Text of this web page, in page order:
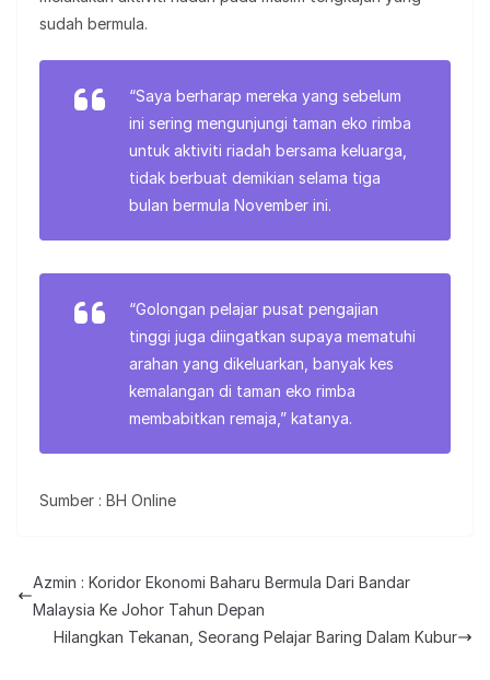
sudah bermula.
“Saya berharap mereka yang sebelum
ini sering mengunjungi taman eko rimba
untuk aktiviti riadah bersama keluarga,
tidak berbuat demikian selama tiga
bulan bermula November ini.
“Golongan pelajar pusat pengajian
tinggi juga diingatkan supaya mematuhi
arahan yang dikeluarkan, banyak kes
kemalangan di taman eko rimba
membabitkan remaja,” katanya.
Sumber : BH Online
Azmin : Koridor Ekonomi Baharu Bermula Dari Bandar
Malaysia Ke Johor Tahun Depan
Hilangkan Tekanan, Seorang Pelajar Baring Dalam Kubur